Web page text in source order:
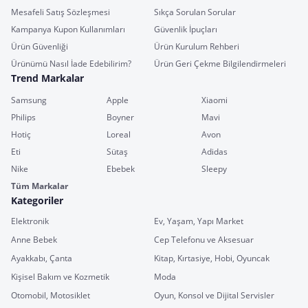
Mesafeli Satış Sözleşmesi
Sıkça Sorulan Sorular
Kampanya Kupon Kullanımları
Güvenlik İpuçları
Ürün Güvenliği
Ürün Kurulum Rehberi
Ürünümü Nasıl İade Edebilirim?
Ürün Geri Çekme Bilgilendirmeleri
Trend Markalar
Samsung Apple
Xiaomi
Philips
Boyner
Mavi
Hotiç
Loreal
Avon
Eti
Sütaş
Adidas
Nike
Ebebek
Sleepy
Tüm Markalar
Kategoriler
Elektronik
Ev, Yaşam, Yapı Market
Anne Bebek
Cep Telefonu ve Aksesuar
Ayakkabı, Çanta
Kitap, Kırtasiye, Hobi, Oyuncak
Kişisel Bakım ve Kozmetik
Moda
Otomobil, Motosiklet
Oyun, Konsol ve Dijital Servisler